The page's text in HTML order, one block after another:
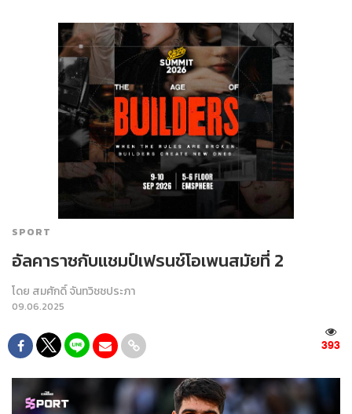
SPORT
อัลคาราซกับแชมป์เฟรนช์โอเพนสมัยที่ 2
โดย สมศักดิ์ จันทวิชชประภา
09.06.2025
393